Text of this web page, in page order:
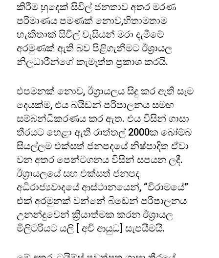
කිරීම හුදෙක් සිවිල් ජනතාව අතර මරණ
පරිමාණය පමණක් නොව,හිතාමතාම
හැකිතාක් සිවිල් වැසියන් මරා දැමීමේ
අරමුණක් ඇති බව පිළිගැනීමට ඊශ්‍රායල
නිලධාරීන්ගේ කැමැත්ත ප්‍රකාශ කරයි.
එපමනක් නොව, ඊශ්‍රායලය සිදු කර ඇති සෑම
දෙයක්ම, එය බයිඩන් පරිපාලනය සමඟ
සම්බන්ධීකරණය කර ඇත. එය විසින් ගාසා
තීරයට හෙළා ඇති රාත්තල් 2000ක බෝම්බ
සියල්ලම එක්සත් ජනපදයේ නිෂ්පාදිත ඒවා
වන අතර පෙන්ටගනය විසින් සපයන ලදී.
ඊශ්‍රායලයේ සහ එක්සත් ජනපද
අධිරාජ්‍යවාදයේ ආස්ථානයෙන්, “විරාමයේ”
එක් අරමුනක් වන්නේ බිඩෙන් පරිපාලනය
උනන්දුවෙන් ක්‍රියාත්මක කරන ඊශ්‍රායල
මිලිටරියට යලි [ අවි ආයුධ] සැපයීමයි.